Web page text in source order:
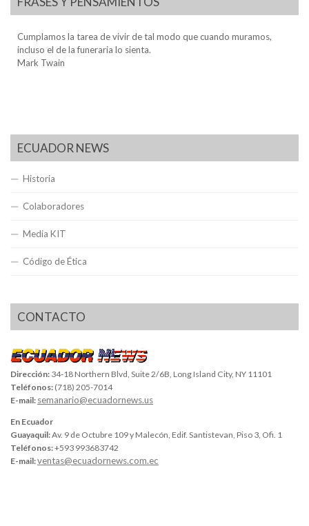
Cumplamos la tarea de vivir de tal modo que cuando muramos,
incluso el de la funeraria lo sienta.
Mark Twain
ECUADOR NEWS
Historia
Colaboradores
Media KIT
Código de Ética
CONTACTO
Dirección: 34-18 Northern Blvd, Suite 2/6B, Long Island City, NY 11101
Teléfonos: (718) 205-7014
E-mail: semanario@ecuadornews.us
En Ecuador
Guayaquil:Av. 9 de Octubre 109 y Malecón, Edif. Santistevan, Piso 3, Ofi. 1
Teléfonos:+593 993683742
E-mail:ventas@ecuadornews.com.ec